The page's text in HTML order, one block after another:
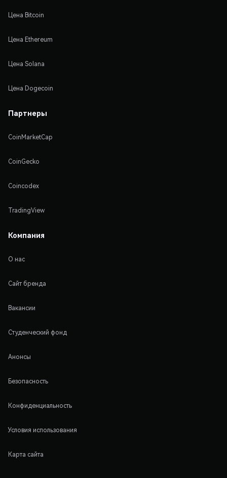
Цена Bitcoin
Цена Ethereum
Цена Solana
Цена Dogecoin
Партнеры
CoinMarketCap
CoinGecko
Coincodex
TradingView
Компания
О нас
Сайт бренда
Вакансии
Студенческий фонд
Анонсы
Безопасность
Конфиденциальность
Условия использования
Карта сайта